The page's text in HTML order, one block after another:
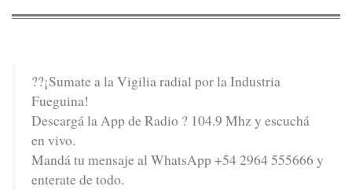
??¡Sumate a la Vigilia radial por la Industria
Fueguina!
Descargá la App de Radio ? 104.9 Mhz y escuchá
en vivo.
Mandá tu mensaje al WhatsApp +54 2964 555666 y
enterate de todo.